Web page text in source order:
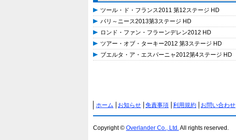
ツール・ド・フランス2011 第12ステージ HD
パリ～ニース2013第3ステージ HD
ロンド・ファン・フラーンデレン2012 HD
ツアー・オブ・ターキー2012 第3ステージ HD
ブエルタ・ア・エスパーニャ2012第4ステージ HD
ホーム お知らせ 免責事項 利用規約 お問い合わせ
Copyright © Overlander Co., Ltd.All rights reserved.